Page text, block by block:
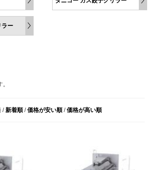
ラー
/新着順 /価格が安い順 /価格が高い順